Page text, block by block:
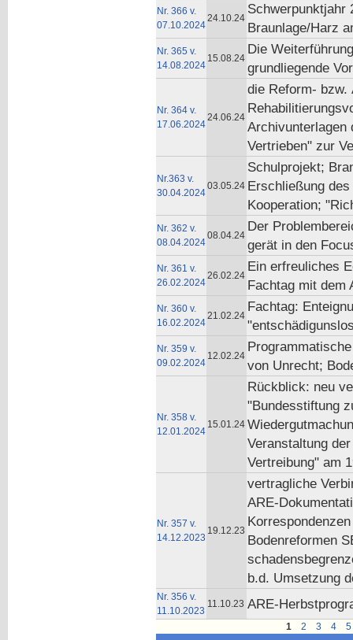
Nr. 366 v.
07.10.2024
24.10.24
Schwerpunktjahr
Braunlage/Harz
Nr. 365 v.
14.08.2024
15.08.24
Die
grundliegende
Nr. 364 v.
17.06.2024
24.06.24
die Reform- bzw.
Archivunterlagen
Vertrieben" zur
Nr.363 v.
30.04.2024
03.05.24
Schulprojekt;
Erschließung
Kooperation;
Nr. 362 v.
08.04.2024
08.04.24
Der
gerät in den
Nr. 361 v.
26.02.2024
26.02.24
Ein erfreuliches
Fachtag mit dem
Nr. 360 v.
16.02.2024
21.02.24
Fachtag:
Nr. 359 v.
09.02.2024
12.02.24
von Unrecht;
Nr. 358 v.
12.01.2024
15.01.24
Rückblick: neu
"Bundesstiftung
Veranstaltung
Vertreibung" am
Nr. 357 v.
14.12.2023
19.12.23
vertragliche
ARE-
Bodenreformen
b.d. Umsetzung
Nr. 356 v.
11.10.2023
11.10.23 ARE-
1 2 3 4 5